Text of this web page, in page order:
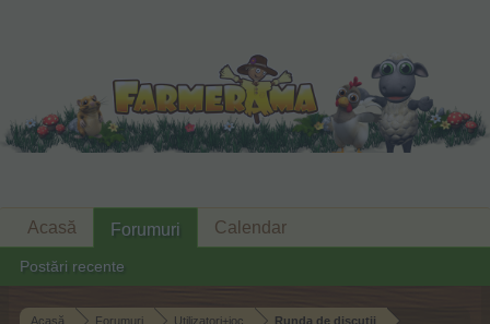
Acasă Forumuri Utilizatori+joc Runda de discuții
Acasă Forumuri
Postări recente
Calendar